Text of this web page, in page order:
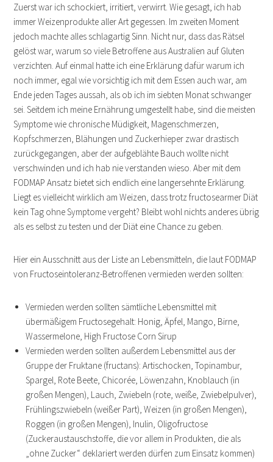
Zuerst war ich schockiert, irritiert, verwirrt. Wie gesagt, ich hab
immer Weizenprodukte aller Art gegessen. Im zweiten Moment
jedoch machte alles schlagartig Sinn. Nicht nur, dass das Rätsel
gelöst war, warum so viele Betroffene aus Australien auf Gluten
verzichten. Auf einmal hatte ich eine Erklärung dafür warum ich
noch immer, egal wie vorsichtig ich mit dem Essen auch war, am
Ende jeden Tages aussah, als ob ich im siebten Monat schwanger
sei. Seitdem ich meine Ernährung umgestellt habe, sind die meisten
Symptome wie chronische Müdigkeit, Magenschmerzen,
Kopfschmerzen, Blähungen und Zuckerhieper zwar drastisch
zurückgegangen, aber der aufgeblähte Bauch wollte nicht
verschwinden und ich hab nie verstanden wieso. Aber mit dem
FODMAP Ansatz bietet sich endlich eine langersehnte Erklärung.
Liegt es vielleicht wirklich am Weizen, dass trotz fructosearmer Diät
kein Tag ohne Symptome vergeht? Bleibt wohl nichts anderes übrig
als es selbst zu testen und der Diät eine Chance zu geben.
Hier ein Ausschnitt aus der Liste an Lebensmitteln, die laut FODMAP
von Fructoseintoleranz-Betroffenen vermieden werden sollten:
Vermieden werden sollten sämtliche Lebensmittel mit
übermäßigem Fructosegehalt: Honig, Äpfel, Mango, Birne,
Wassermelone, High Fructose Corn Sirup
Vermieden werden sollten außerdem Lebensmittel aus der
Gruppe der Fruktane (fructans): Artischocken, Topinambur,
Spargel, Rote Beete, Chicorée, Löwenzahn, Knoblauch (in
großen Mengen), Lauch, Zwiebeln (rote, weiße, Zwiebelpulver),
Frühlingszwiebeln (weißer Part), Weizen (in großen Mengen),
Roggen (in großen Mengen), Inulin, Oligofructose
(Zuckeraustauschstoffe, die vor allem in Produkten, die als
„ohne Zucker“ deklariert werden dürfen zum Einsatz kommen)